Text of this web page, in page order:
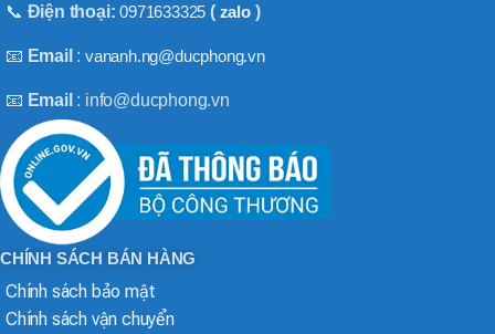
📞 Điện thoại:0971633325 ( zalo)
📧 Email :vananh.ng@ducphong.vn
📧 Email : info@ducphong.vn
CHÍNH SÁCH BÁN HÀNG
Chính sách bảo mật
Chính sách vận chuyển